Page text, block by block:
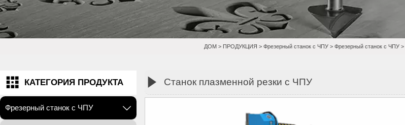
ДОМ> ПРОДУКЦИЯ > Фрезерный станок с ЧПУ> Фрезерный станок с ЧПУ>
 КАТЕГОРИЯ ПРОДУКТА
Фрезерный станок с ЧПУ 
 Станок плазменной резки с ЧПУ